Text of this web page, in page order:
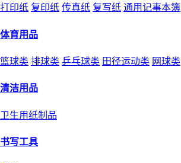
打印纸 复印纸 传真纸 复写纸 通用记事本簿
体育用品
篮球类 排球类 乒乓球类 田径运动类 网球类
清洁用品
卫生用纸制品
书写工具